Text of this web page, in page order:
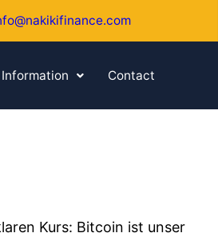
Information Contact
Kurs: Bitcoin ist unser